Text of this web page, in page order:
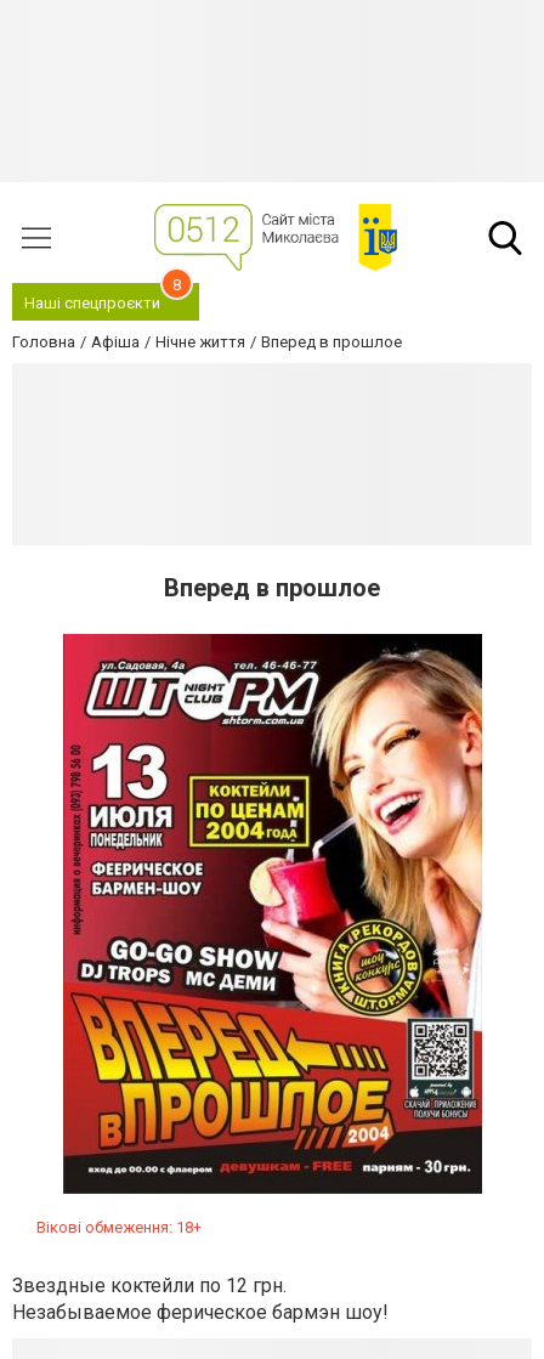
Наші спецпроєкти
8
Головна Афіша Нічне життя Вперед в прошлое
Вперед в прошлое
Вікові обмеження: 18+
Звездные коктейли по 12 грн.
Незабываемое ферическое бармэн шоу!